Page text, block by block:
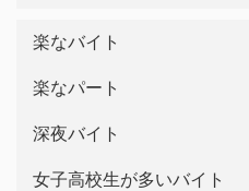
楽なバイト
楽なパート
深夜バイト
女子高校生が多いバイト